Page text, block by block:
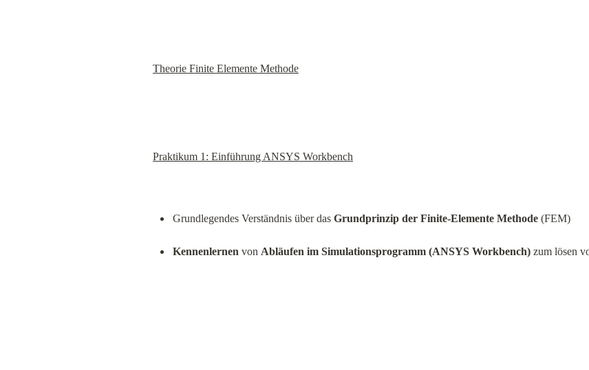
Theorie Finite Elemente Methode
Praktikum 1: Einführung ANSYS Workbench
Grundlegendes Verständnis über das Grundprinzip der Finite-Elemente Methode (FEM)
Kennenlernen von Abläufen im Simulationsprogramm (ANSYS Workbench) zum lösen